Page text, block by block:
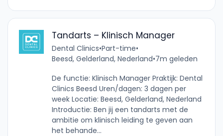
Tandarts – Klinisch Manager
Dental Clinics•Part-time•
Beesd, Gelderland, Nederland•7m geleden
De functie: Klinisch Manager Praktijk: Dental
Clinics Beesd Uren/dagen: 3 dagen per
week Locatie: Beesd, Gelderland, Nederland
Introductie: Ben jij een tandarts met de
ambitie om klinisch leiding te geven aan
het behande...